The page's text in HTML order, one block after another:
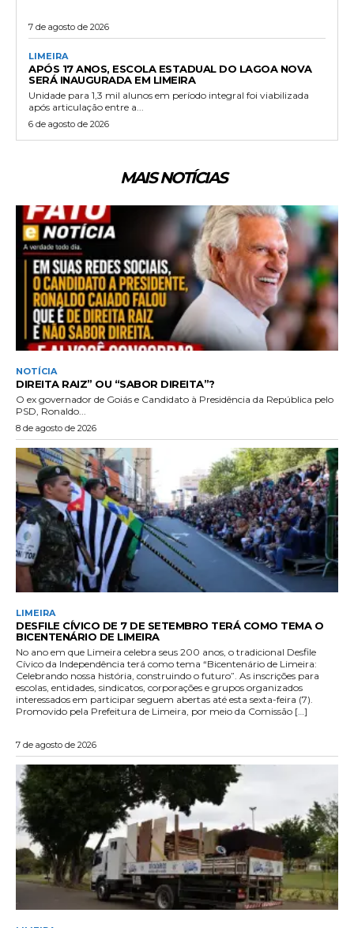
7 de agosto de 2026
LIMEIRA
APÓS 17 ANOS, ESCOLA ESTADUAL DO LAGOA NOVA
SERÁ INAUGURADA EM LIMEIRA
Unidade para 1,3 mil alunos em período integral foi viabilizada
após articulação entre a...
6 de agosto de 2026
MAIS NOTÍCIAS
NOTÍCIA
DIREITA RAIZ” OU “SABOR DIREITA”?
O ex governador de Goiás e Candidato à Presidência da República pelo
PSD, Ronaldo...
8 de agosto de 2026
LIMEIRA
DESFILE CÍVICO DE 7 DE SETEMBRO TERÁ COMO TEMA O
BICENTENÁRIO DE LIMEIRA
No ano em que Limeira celebra seus 200 anos, o tradicional Desfile
Cívico da Independência terá como tema “Bicentenário de Limeira:
Celebrando nossa história, construindo o futuro”. As inscrições para
escolas, entidades, sindicatos, corporações e grupos organizados
interessados em participar seguem abertas até esta sexta-feira (7).
Promovido pela Prefeitura de Limeira, por meio da Comissão […]
7 de agosto de 2026